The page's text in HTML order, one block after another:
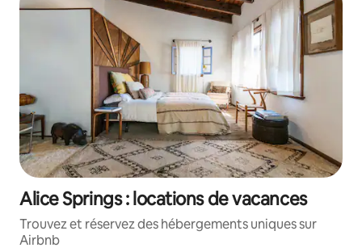
Alice Springs : locations de vacances
Trouvez et réservez des hébergements uniques sur
Airbnb